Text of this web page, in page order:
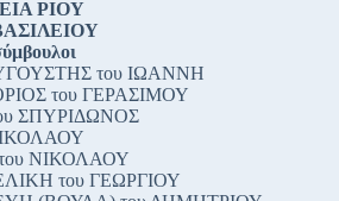
ΡΙΟΥ
του ΙΩΑΝΝΗ
του ΓΕΡΑΣΙΜΟΥ
ΣΠΥΡΙΔΩΝΟΣ
ΝΙΚΟΛΑΟΥ
του ΓΕΩΡΓΙΟΥ